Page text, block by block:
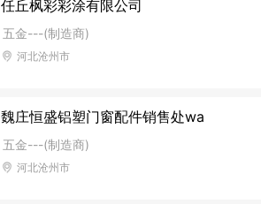
任丘枫彩彩涂有限公司
五金---(制造商)
河北沧州市
魏庄恒盛铝塑门窗配件销售处wa
五金---(制造商)
河北沧州市